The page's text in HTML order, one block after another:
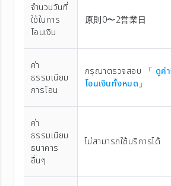
จำนวนวันที่
ใช้ในการ
โอนเงิน
原則0〜2営業日
ค่า
ธรรมเนียม
การโอน
กรุณาตรวจสอบ 「 ดูค่
โอนเงินทั้งหมด」
ค่า
ธรรมเนียม
ธนาคาร
อื่นๆ
ไม่สามารถใช้บริการได้